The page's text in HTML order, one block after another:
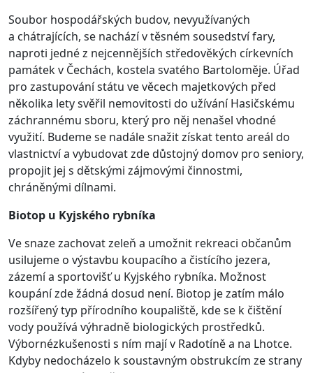
Soubor hospodářských budov, nevyužívaných
a chátrajících, se nachází v těsném sousedství fary,
naproti jedné z nejcennějších středověkých církevních
památek v Čechách, kostela svatého Bartoloměje. Úřad
pro zastupování státu ve věcech majetkových před
několika lety svěřil nemovitosti do užívání Hasičskému
záchrannému sboru, který pro něj nenašel vhodné
využití. Budeme se nadále snažit získat tento areál do
vlastnictví a vybudovat zde důstojný domov pro seniory,
propojit jej s dětskými zájmovými činnostmi,
chráněnými dílnami.
Biotop u Kyjského rybníka
Ve snaze zachovat zeleň a umožnit rekreaci občanům
usilujeme o výstavbu koupacího a čistícího jezera,
zázemí a sportovišť u Kyjského rybníka. Možnost
koupání zde žádná dosud není. Biotop je zatím málo
rozšířený typ přírodního koupaliště, kde se k čištění
vody používá výhradně biologických prostředků.
Výbornézkušenosti s ním mají v Radotíně a na Lhotce.
Kdyby nedocházelo k soustavným obstrukcím ze strany